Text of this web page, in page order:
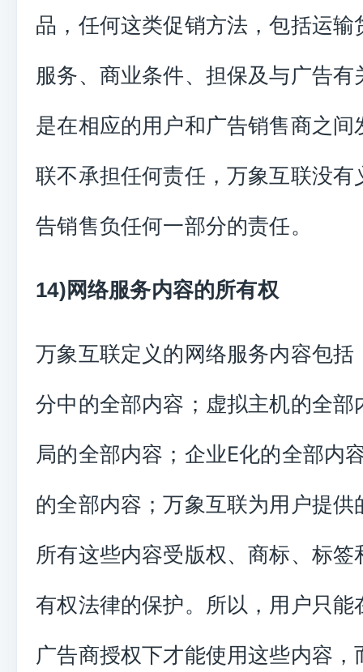
品，任何这类促销方法，包括运输
服务、商业条件、担保及与广告有
是在相应的用户和广告销售商之间
联不承担任何责任，万象互联没有
告销售负任何一部分的责任。
14)网络服务内容的所有权
万象互联定义的网络服务内容包括
分中的全部内容；虚拟主机的全部
局的全部内容；企业E化的全部内
的全部内容；万象互联为用户提供
所有这些内容受版权、商标、标签
有权法律的保护。所以，用户只能
广告商授权下才能使用这些内容，